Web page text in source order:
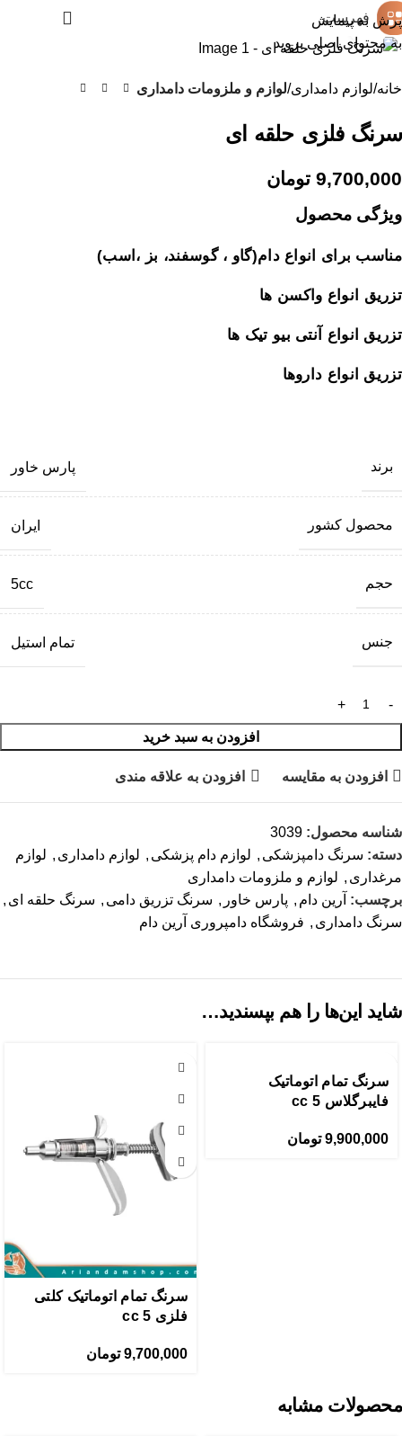
پرش به پیمایش
به محتوای اصلی بروید
فهرست
بزرگنمایی تصویر
خانه لوازم دامداری لوازم و ملزومات دامداری
سرنگ فلزی حلقه ای
9,700,000 تومان
ویژگی محصول
مناسب برای انواع دام(گاو ، گوسفند، بز ،اسب)
تزریق انواع واکسن ها
تزریق انواع آنتی بیو تیک ها
تزریق انواع داروها
برند پارس خاور
محصول کشور ایران
حجم 5cc
جنس تمام استیل
افزودن به سبد خرید
افزودن به مقایسه افزودن به علاقه مندی
شناسه محصول: 3039
دسته: سرنگ دامپزشکی , لوازم دام پزشکی , لوازم دامداری , لوازم
مرغداری , لوازم و ملزومات دامداری
برچسب: آرین دام , پارس خاور , سرنگ تزریق دامی , سرنگ حلقه ای ,
سرنگ دامداری , فروشگاه دامپروری آرین دام
شاید این‌ها را هم بپسندید…
سرنگ تمام اتوماتیک
فایبرگلاس 5 cc
9,900,000 تومان
سرنگ تمام اتوماتیک کلتی
فلزی 5 cc
9,700,000 تومان
محصولات مشابه